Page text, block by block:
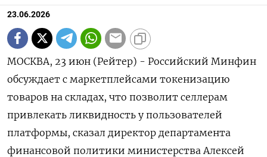
23.06.2026
МОСКВА, 23 июн (Рейтер) - Российский Минфин
обсуждает с маркетплейсами токенизацию
товаров на складах, что позволит селлерам
привлекать ликвидность у пользователей
платформы, сказал директор департамента
финансовой политики министерства Алексей